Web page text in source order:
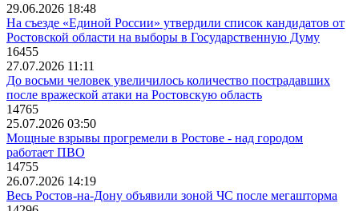
29.06.2026 18:48
На съезде «Единой России» утвердили список кандидатов от
Ростовской области на выборы в Государственную Думу
16455
27.07.2026 11:11
До восьми человек увеличилось количество пострадавших
после вражеской атаки на Ростовскую область
14765
25.07.2026 03:50
Мощные взрывы прогремели в Ростове - над городом
работает ПВО
14755
26.07.2026 14:19
Весь Ростов-на-Дону объявили зоной ЧС после мегашторма